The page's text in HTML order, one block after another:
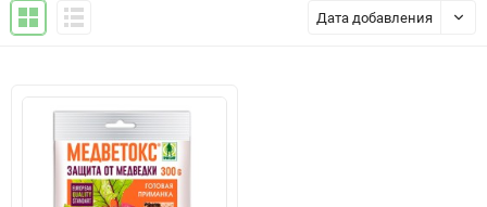
Дата добавления